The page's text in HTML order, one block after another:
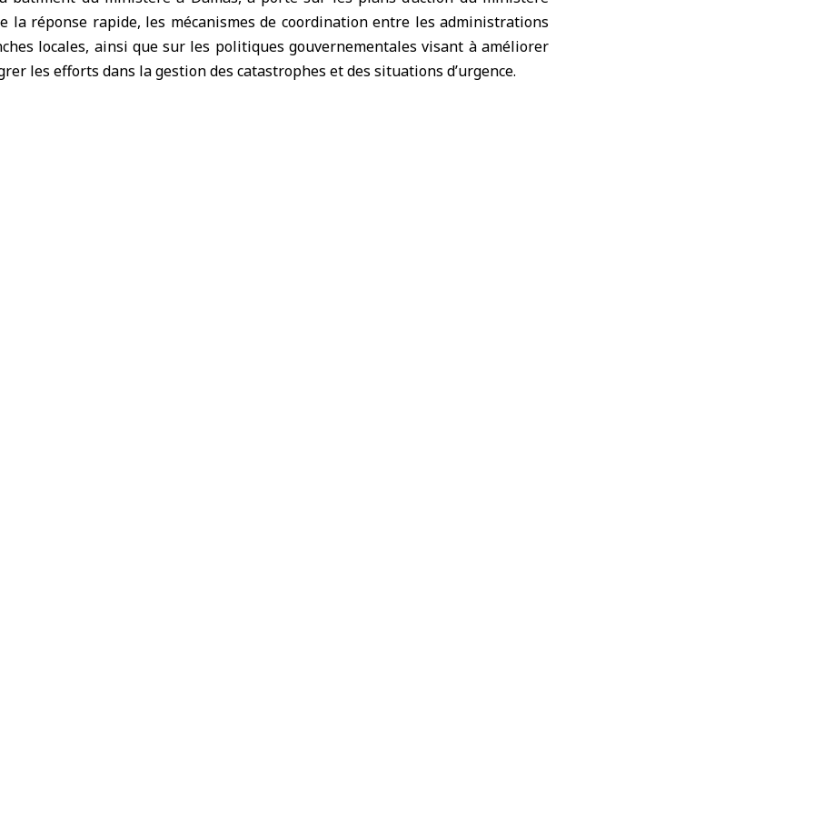
la réponse rapide, les mécanismes de coordination entre les administrations
locales, ainsi que sur les politiques gouvernementales visant à améliorer
les efforts dans la gestion des catastrophes et des situations d’urgence.